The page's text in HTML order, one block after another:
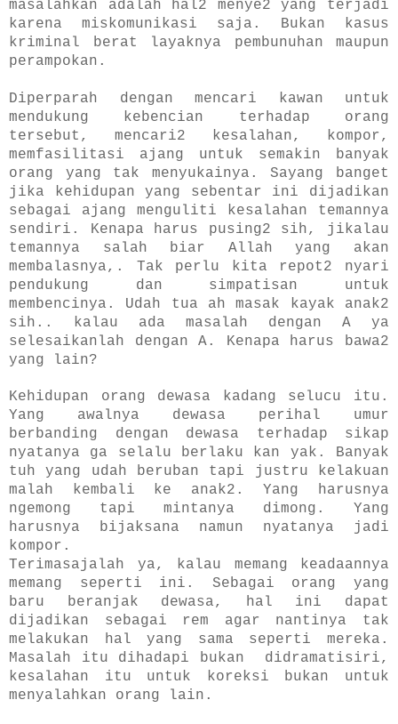
masalahkan adalah hal2 menye2 yang terjadi
karena miskomunikasi saja. Bukan kasus
kriminal berat layaknya pembunuhan maupun
perampokan.
Diperparah dengan mencari kawan untuk
mendukung kebencian terhadap orang
tersebut, mencari2 kesalahan, kompor,
memfasilitasi ajang untuk semakin banyak
orang yang tak menyukainya. Sayang banget
jika kehidupan yang sebentar ini dijadikan
sebagai ajang menguliti kesalahan temannya
sendiri. Kenapa harus pusing2 sih, jikalau
temannya salah biar Allah yang akan
membalasnya,. Tak perlu kita repot2 nyari
pendukung dan simpatisan untuk
membencinya. Udah tua ah masak kayak anak2
sih.. kalau ada masalah dengan A ya
selesaikanlah dengan A. Kenapa harus bawa2
yang lain?
Kehidupan orang dewasa kadang selucu itu.
Yang awalnya dewasa perihal umur
berbanding dengan dewasa terhadap sikap
nyatanya ga selalu berlaku kan yak. Banyak
tuh yang udah beruban tapi justru kelakuan
malah kembali ke anak2. Yang harusnya
ngemong tapi mintanya dimong. Yang
harusnya bijaksana namun nyatanya jadi
kompor.
Terimasajalah ya, kalau memang keadaannya
memang seperti ini. Sebagai orang yang
baru beranjak dewasa, hal ini dapat
dijadikan sebagai rem agar nantinya tak
melakukan hal yang sama seperti mereka.
Masalah itu dihadapi bukan didramatisiri,
kesalahan itu untuk koreksi bukan untuk
menyalahkan orang lain.